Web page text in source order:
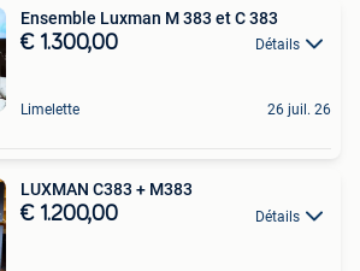
Ensemble Luxman M 383 et C 383
€ 1.300,00 Détails
Limelette 26 juil. 26
LUXMAN C383 + M383
€ 1.200,00 Détails